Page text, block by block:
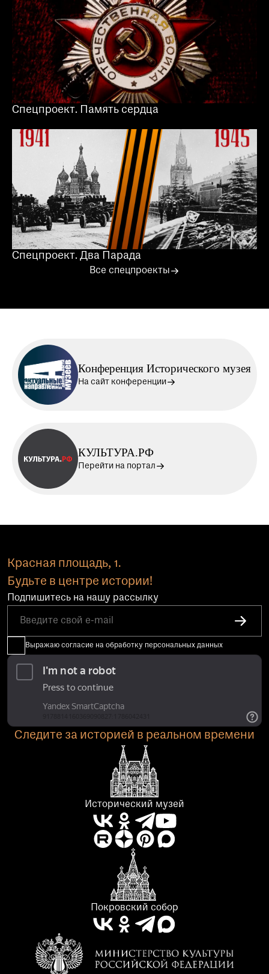
Спецпроект. Память сердца
Спецпроект. Два Парада
Все спецпроекты
Конференция Исторического музея
На сайт конференции
КУЛЬТУРА.РФ
Перейти на портал
Красная площадь, 1.
Будьте в центре истории!
Подпишитесь на нашу рассылку
Выражаю согласие на обработку персональных данных
Следите за историей в реальном времени
Исторический музей
Покровский собор